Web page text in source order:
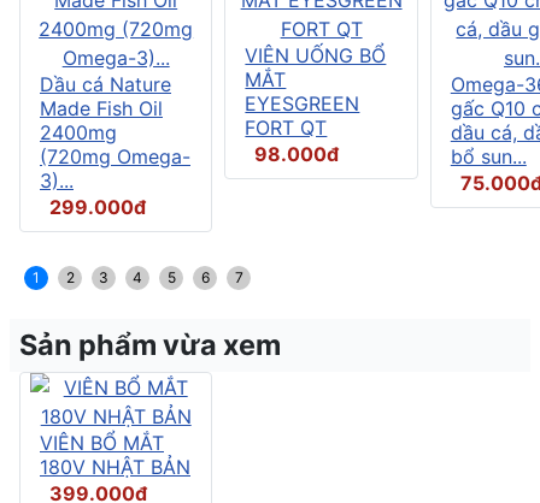
Dầu cá Nature
Made Fish Oil
2400mg
(720mg Omega-
3)...
299.000đ
VIÊN UỐNG BỔ
MẮT
EYESGREEN
FORT QT
98.000đ
Omega-
gấc Q10
dầu cá,
bổ sun...
1 2 3 4 5 6 7
Sản phẩm vừa xem
VIÊN BỔ MẮT
180V NHẬT BẢN
399.000đ